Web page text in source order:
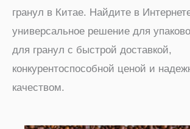
гранул в Китае. Найдите в
универсальное решение для
для гранул с быстрой доставкой,
конкурентоспособной ценой и
качеством.